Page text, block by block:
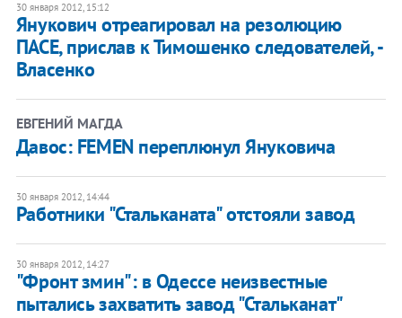
30 января 2012, 15:12
Янукович отреагировал на резолюцию
ПАСЕ, прислав к Тимошенко следователей, -
Власенко
ЕВГЕНИЙ МАГДА
Давос: FEMEN переплюнул Януковича
30 января 2012, 14:44
​Работники "Стальканата" отстояли завод
30 января 2012, 14:27
"Фронт змин": в Одессе неизвестные
пытались захватить завод "Стальканат"